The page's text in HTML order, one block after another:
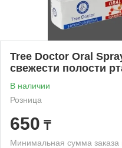
Tree Doctor Oral
свежести полости
В наличии
Розница
650 ₸
Минимальная сумма